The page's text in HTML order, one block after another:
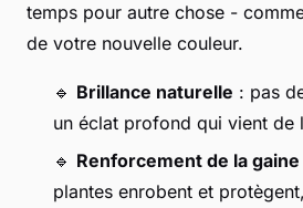
temps pour autre chose -
de votre nouvelle couleur.
🔹 Brillance naturelle : pas
un éclat profond qui vient de
🔹 Renforcement de la
plantes enrobent et